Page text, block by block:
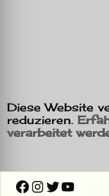
Diese Website
reduzieren.
verarbeitet
Facebook
Instagram
Twitter